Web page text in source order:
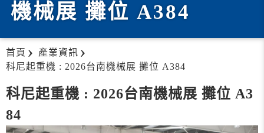
機械展 攤位 A384
首頁
產業資訊
科尼起重機 : 2026台南機械展 攤位 A384
科尼起重機 : 2026台南機械展 攤位 A3
84